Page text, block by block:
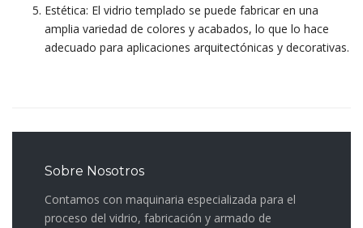
Estética: El vidrio templado se puede fabricar en una
amplia variedad de colores y acabados, lo que lo hace
adecuado para aplicaciones arquitectónicas y decorativas.
Sobre Nosotros
Contamos con maquinaria especializada para el
proceso del vidrio, fabricación y armado de